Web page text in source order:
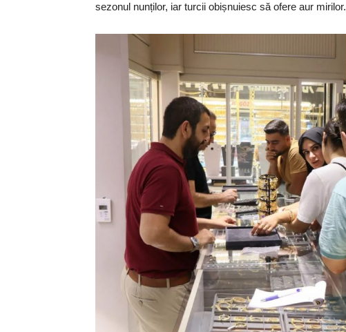
sezonul nunților, iar turcii obișnuiesc să ofere aur mirilor.